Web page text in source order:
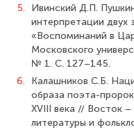
5.
Ивинский Д.П.
интерпретации двух
«Воспоминаний в
Московского
№ 1. С. 127–145.
6.
Калашников С.Б.
образа поэта-
XVIII века // Восток
литературы и